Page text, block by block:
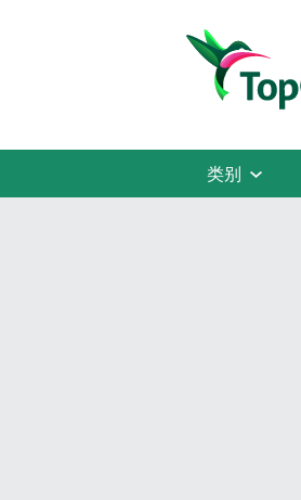
类别